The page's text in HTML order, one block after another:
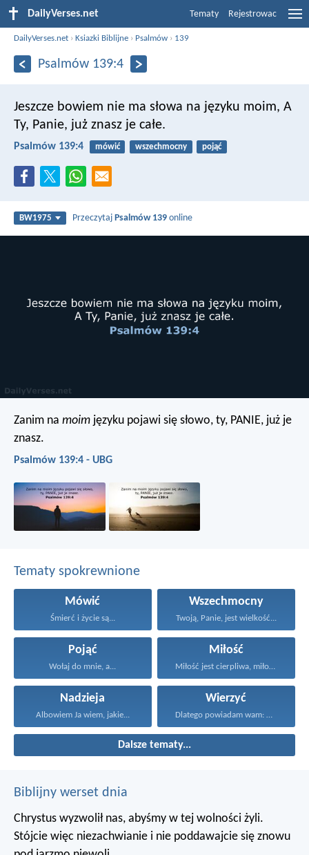
DailyVerses.net Tematy Rejestrowac
DailyVerses.net ›Ksiazki Biblijne › Psalmów › 139
Psalmów 139:4
Jeszcze bowiem nie ma słowa na języku moim, A
Ty, Panie, już znasz je całe.
Psalmów 139:4 mówić wszechmocny pojąć
BW1975 PrzeczytajPsalmów 139 online
Zanim na moim języku pojawi się słowo, ty, PANIE, już je
znasz.
Psalmów 139:4 - UBG
Tematy spokrewnione
Mówić
Śmierć i życie są...
Wszechmocny
Twoją, Panie, jest wielkość...
Pojąć
Wołaj do mnie, a...
Miłość
Miłość jest cierpliwa, miłość...
Nadzieja
Albowiem Ja wiem, jakie...
Wierzyć
Dlatego powiadam wam: Wszystko...
Dalsze tematy...
Biblijny werset dnia
Chrystus wyzwolił nas, abyśmy w tej wolności żyli.
Stójcie więc niezachwianie i nie poddawajcie się znowu